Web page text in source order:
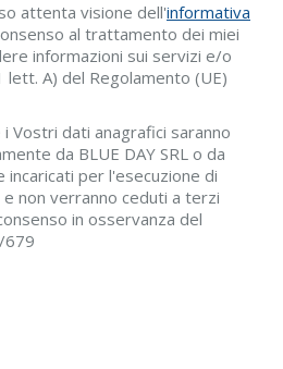
attenta visione dell'informativa
al trattamento dei miei
informazioni sui servizi e/o
A) del Regolamento (UE)
Vostri dati anagrafici saranno
da BLUE DAY SRL o da
per l'esecuzione di
non verranno ceduti a terzi
in osservanza del
679